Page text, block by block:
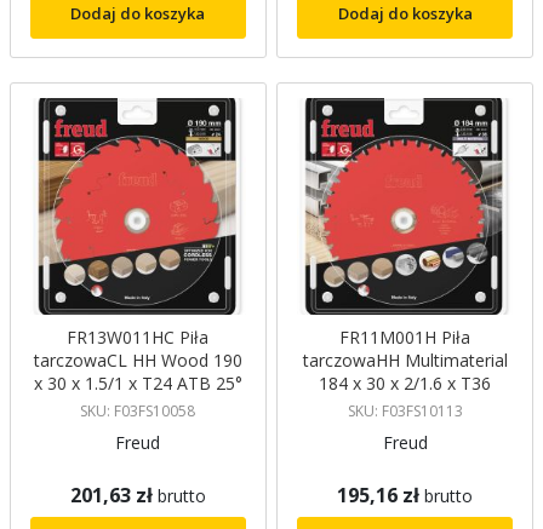
Dodaj do koszyka Dodaj do koszyka
FR13W011HC Piła
tarczowaCL HH Wood 190
x 30 x 1.5/1 x T24 ATB 25°
Freud
SKU: F03FS10058
Freud
201,63 zł brutto
FR11M001H Piła
tarczowaHH Multimaterial
184 x 30 x 2/1.6 x T36
HLTCG (Ch) RIB 0° FREUD
SKU: F03FS10113
Freud
195,16 zł brutto